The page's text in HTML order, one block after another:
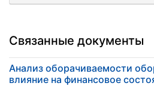
Связанные документы
Анализ оборачиваемости
влияние на финансовое